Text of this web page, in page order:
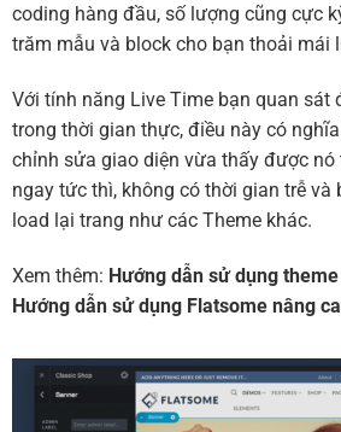
coding hàng đầu, số lượng cũng cực
trăm mẫu và block cho bạn thoải mái
Với tính năng Live Time bạn quan sát
trong thời gian thực, điều này có
chỉnh sửa giao diện vừa thấy được
ngay tức thì, không có thời gian trễ và
load lại trang như các Theme khác.
Xem thêm: Hướng dẫn sử dụng
Hướng dẫn sử dụng Flatsome nâng